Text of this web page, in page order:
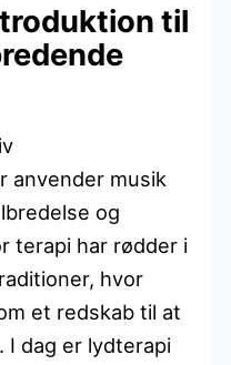
til
anvender musik
og
terapi har rødder i
hvor
et redskab til at
I dag er lydterapi